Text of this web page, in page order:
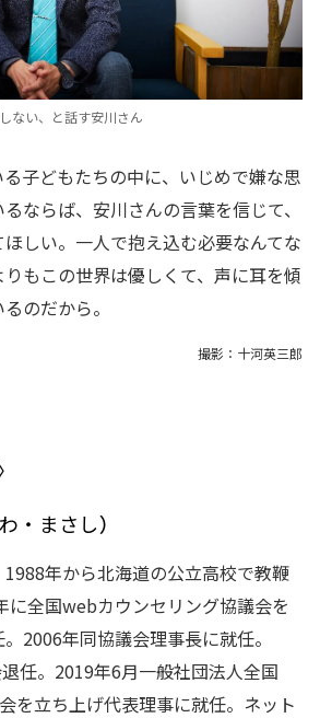
ない、と話す安川さん
子どもたちの中に、いじめで嫌な思
ならば、安川さんの言葉を信じて、
しい。一人で抱え込む必要なんてな
もこの世界は優しくて、声に耳を傾
のだから。
撮影：十河英三郎
・まさし）
年から北海道の公立高校で教鞭
に全国webカウンセリング協議会を
2006年同協議会理事長に就任。
任。2019年6月一般社団法人全国
を立ち上げ代表理事に就任。ネット